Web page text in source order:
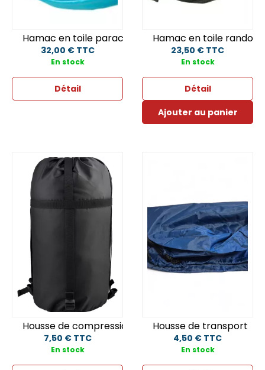
Hamac en toile parachute
32,00 € TTC
En stock
Détail
Hamac en toile
23,50 € TTC
En stock
Détail
Ajouter au panier
Housse de compression
7,50 € TTC
En stock
Housse de transport
4,50 € TTC
En stock